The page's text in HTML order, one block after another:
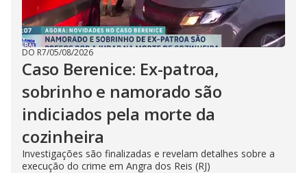
DO R7/05/08/2026
Caso Berenice: Ex-patroa,
sobrinho e namorado são
indiciados pela morte da
cozinheira
Investigações são finalizadas e revelam detalhes sobre a
execução do crime em Angra dos Reis (RJ)